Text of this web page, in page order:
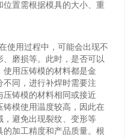
位置需根据模具的大小、重
使用过程中，可能会出现不
、磨损等。此时，是否可以
用压铸模的材料都是金
不同，进行补焊时需要注
铸模的材料相同或接近
铸模使用温度较高，因此在
，避免出现裂纹、变形等
加工精度和产品质量。根